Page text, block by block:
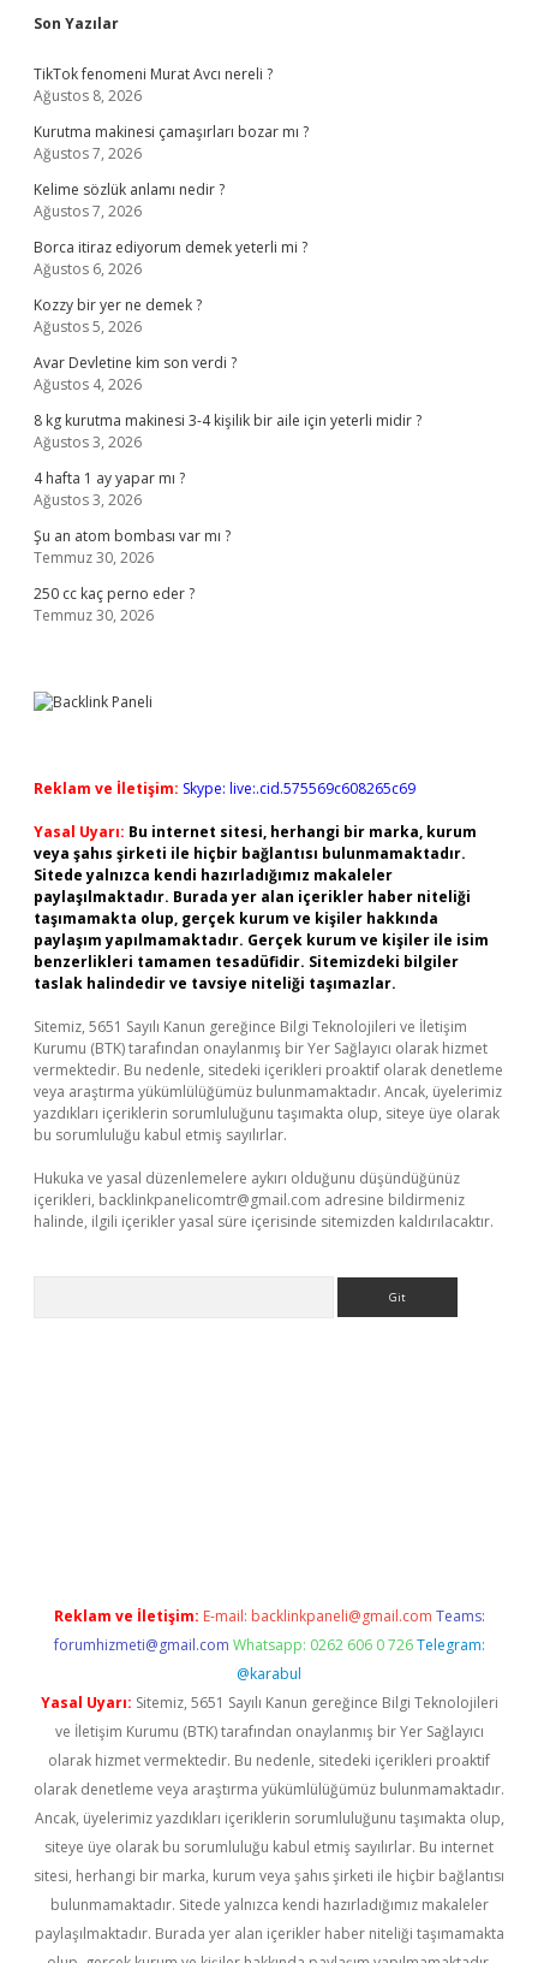
Sidebar
Son Yazılar
TikTok fenomeni Murat Avcı nereli ?
Ağustos 8, 2026
Kurutma makinesi çamaşırları bozar mı ?
Ağustos 7, 2026
Kelime sözlük anlamı nedir ?
Ağustos 7, 2026
Borca itiraz ediyorum demek yeterli mi ?
Ağustos 6, 2026
Kozzy bir yer ne demek ?
Ağustos 5, 2026
Avar Devletine kim son verdi ?
Ağustos 4, 2026
8 kg kurutma makinesi 3-4 kişilik bir aile için yeterli midir ?
Ağustos 3, 2026
4 hafta 1 ay yapar mı ?
Ağustos 3, 2026
Şu an atom bombası var mı ?
Temmuz 30, 2026
250 cc kaç perno eder ?
Temmuz 30, 2026
Reklam ve İletişim: Skype: live:.cid.575569c608265c69
Yasal Uyarı: Bu internet sitesi, herhangi bir marka, kurum
veya şahıs şirketi ile hiçbir bağlantısı bulunmamaktadır.
Sitede yalnızca kendi hazırladığımız makaleler
paylaşılmaktadır. Burada yer alan içerikler haber niteliği
taşımamakta olup, gerçek kurum ve kişiler hakkında
paylaşım yapılmamaktadır. Gerçek kurum ve kişiler ile isim
benzerlikleri tamamen tesadüfidir. Sitemizdeki bilgiler
taslak halindedir ve tavsiye niteliği taşımazlar.
Sitemiz, 5651 Sayılı Kanun gereğince Bilgi Teknolojileri ve İletişim
Kurumu (BTK) tarafından onaylanmış bir Yer Sağlayıcı olarak hizmet
vermektedir. Bu nedenle, sitedeki içerikleri proaktif olarak denetleme
veya araştırma yükümlülüğümüz bulunmamaktadır. Ancak, üyelerimiz
yazdıkları içeriklerin sorumluluğunu taşımakta olup, siteye üye olarak
bu sorumluluğu kabul etmiş sayılırlar.
Hukuka ve yasal düzenlemelere aykırı olduğunu düşündüğünüz
içerikleri, backlinkpanelicomtr@gmail.com adresine bildirmeniz
halinde, ilgili içerikler yasal süre içerisinde sitemizden kaldırılacaktır.
Reklam ve İletişim: E-mail: backlinkpaneli@gmail.com Teams:
forumhizmeti@gmail.com Whatsapp: 0262 606 0 726 Telegram:
@karabul
Yasal Uyarı: Sitemiz, 5651 Sayılı Kanun gereğince Bilgi Teknolojileri
ve İletişim Kurumu (BTK) tarafından onaylanmış bir Yer Sağlayıcı
olarak hizmet vermektedir. Bu nedenle, sitedeki içerikleri proaktif
olarak denetleme veya araştırma yükümlülüğümüz bulunmamaktadır.
Ancak, üyelerimiz yazdıkları içeriklerin sorumluluğunu taşımakta olup,
siteye üye olarak bu sorumluluğu kabul etmiş sayılırlar. Bu internet
sitesi, herhangi bir marka, kurum veya şahıs şirketi ile hiçbir bağlantısı
bulunmamaktadır. Sitede yalnızca kendi hazırladığımız makaleler
paylaşılmaktadır. Burada yer alan içerikler haber niteliği taşımamakta